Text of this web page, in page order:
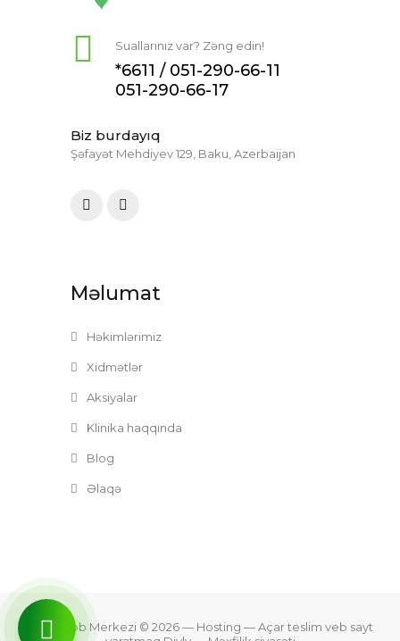
Suallarınız var? Zəng edin!
*6611 / 051-290-66-11
051-290-66-17
Biz burdayıq
Şəfayət Mehdiyev 129, Baku, Azerbaijan
Məlumat
Həkimlərimiz
Xidmətlər
Aksiyalar
Klinika haqqında
Blog
Əlaqə
Zefer Tibb Merkezi © 2026— Hosting —Açar teslim veb sayt